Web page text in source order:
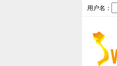
用户名：